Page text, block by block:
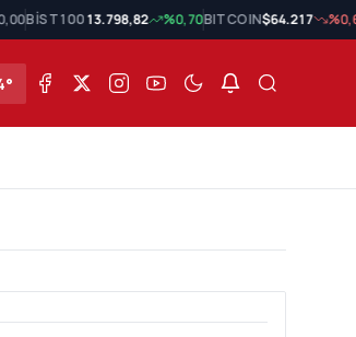
BİST 10013.798,82 %0,70BITCOIN$64.217